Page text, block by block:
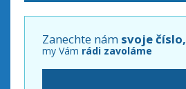
Zanechte nám svoje číslo,
my Vám rádi zavoláme